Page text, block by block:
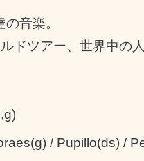
音楽。
ドツアー、世界中の
/ Pupillo(ds) /